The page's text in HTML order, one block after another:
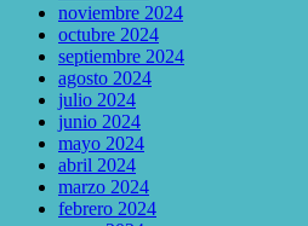
noviembre 2024
octubre 2024
septiembre 2024
agosto 2024
julio 2024
junio 2024
mayo 2024
abril 2024
marzo 2024
febrero 2024